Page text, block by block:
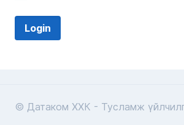
© Датаком ХХК - Тусламж